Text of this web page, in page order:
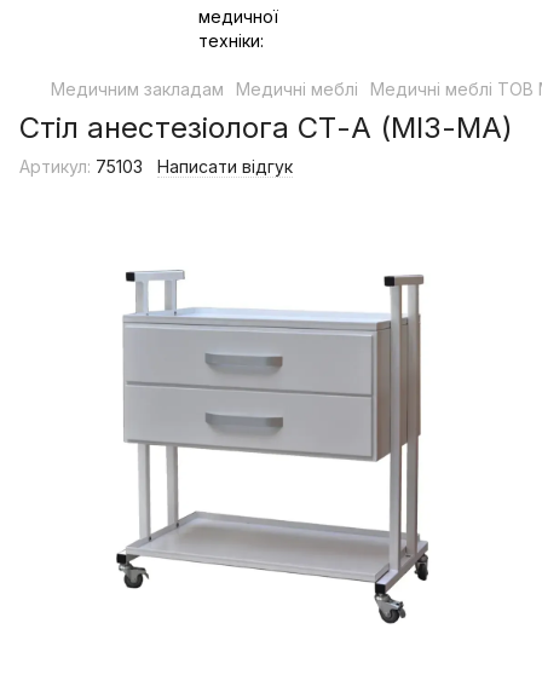
Медичним закладам Медичні меблі Медичні меблі ТОВ
Стіл анестезіолога СТ-А (МІЗ-МА)
Артикул: 75103 Написати відгук